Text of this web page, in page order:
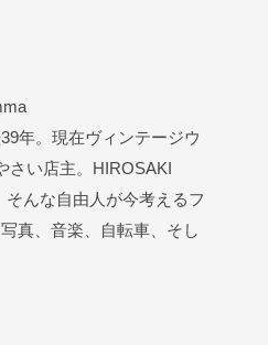
年。現在ヴィンテージウ
さい店主。HIROSAKI
んな自由人が今考えるフ
真、音楽、自転車、そし